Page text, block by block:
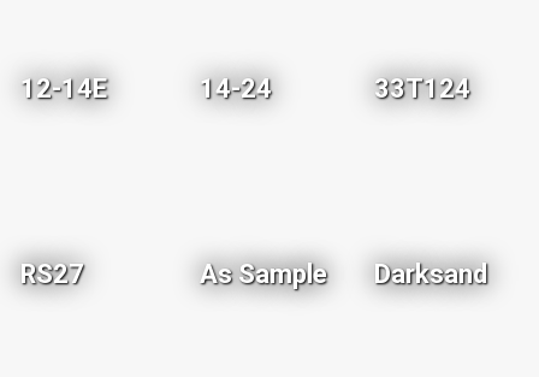
12-14E 14-24 33T124
RS27 As Sample Darksand